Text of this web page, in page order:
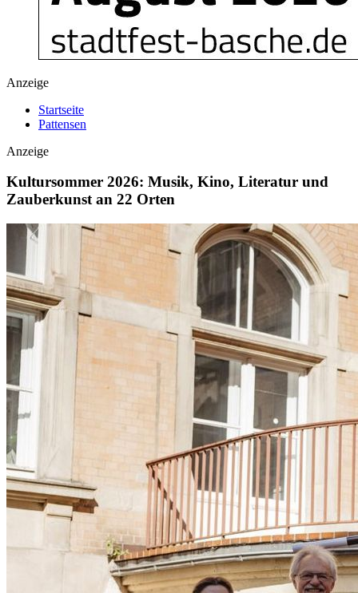
Anzeige
Startseite
Pattensen
Anzeige
Kultursommer 2026: Musik, Kino, Literatur und
Zauberkunst an 22 Orten